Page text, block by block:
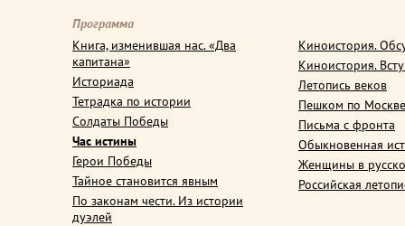
Программа
Книга, изменившая нас. «Два
капитана»
Историада
Тетрадка по истории
Солдаты Победы
Час истины
Герои Победы
Тайное становится явным
По законам чести. Из истории
дуэлей
Киноистория.
Киноистория.
Летопись веков
Пешком по Москве
Письма с фронта
Обыкновенная
Женщины в
Российская